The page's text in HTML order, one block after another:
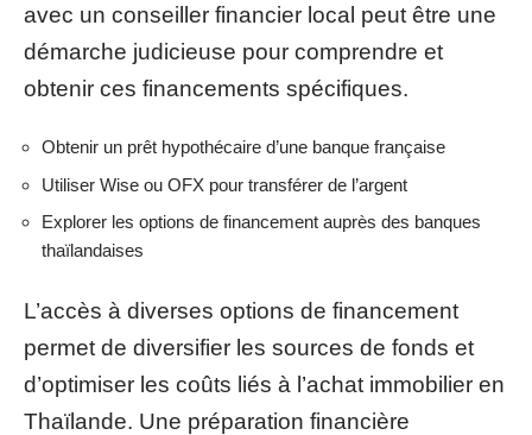
avec un conseiller financier local peut être une
démarche judicieuse pour comprendre et
obtenir ces financements spécifiques.
Obtenir un prêt hypothécaire d’une banque française
Utiliser Wise ou OFX pour transférer de l’argent
Explorer les options de financement auprès des banques
thaïlandaises
L’accès à diverses options de financement
permet de diversifier les sources de fonds et
d’optimiser les coûts liés à l’achat immobilier en
Thaïlande. Une préparation financière